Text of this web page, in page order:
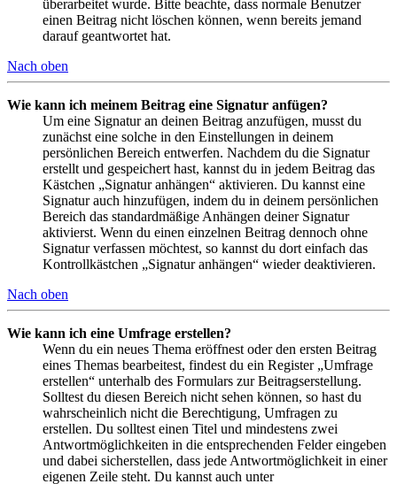
überarbeitet wurde. Bitte beachte, dass normale Benutzer
einen Beitrag nicht löschen können, wenn bereits jemand
darauf geantwortet hat.
Nach oben
Wie kann ich meinem Beitrag eine Signatur anfügen?
Um eine Signatur an deinen Beitrag anzufügen, musst du
zunächst eine solche in den Einstellungen in deinem
persönlichen Bereich entwerfen. Nachdem du die Signatur
erstellt und gespeichert hast, kannst du in jedem Beitrag das
Kästchen „Signatur anhängen“ aktivieren. Du kannst eine
Signatur auch hinzufügen, indem du in deinem persönlichen
Bereich das standardmäßige Anhängen deiner Signatur
aktivierst. Wenn du einen einzelnen Beitrag dennoch ohne
Signatur verfassen möchtest, so kannst du dort einfach das
Kontrollkästchen „Signatur anhängen“ wieder deaktivieren.
Nach oben
Wie kann ich eine Umfrage erstellen?
Wenn du ein neues Thema eröffnest oder den ersten Beitrag
eines Themas bearbeitest, findest du ein Register „Umfrage
erstellen“ unterhalb des Formulars zur Beitragserstellung.
Solltest du diesen Bereich nicht sehen können, so hast du
wahrscheinlich nicht die Berechtigung, Umfragen zu
erstellen. Du solltest einen Titel und mindestens zwei
Antwortmöglichkeiten in die entsprechenden Felder eingeben
und dabei sicherstellen, dass jede Antwortmöglichkeit in einer
eigenen Zeile steht. Du kannst auch unter